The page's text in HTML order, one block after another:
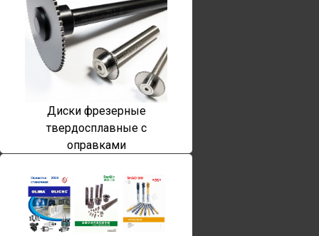
Диски фрезерные
твердосплавные с
оправками